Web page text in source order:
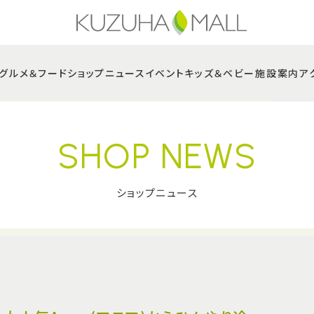
ルメ＆フードショップニュース イベントキッズ＆ベビー施設案内ア
SHOP NEWS
ショップニュース